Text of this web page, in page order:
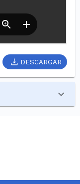
DESCARGAR